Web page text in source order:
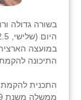
בשורה גדולה
במועצה
התיכונה
התכנית